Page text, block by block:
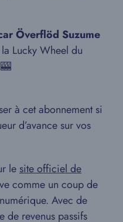
Överflöd Suzume
Lucky Wheel du
à cet abonnement si
d’avance sur vos
le site officiel de
comme un coup de
Avec de
de revenus passifs